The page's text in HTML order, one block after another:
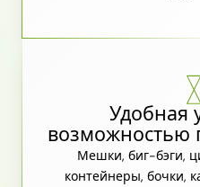
Удобная
возможностью
Мешки, биг-бэги,
контейнеры, бочки,